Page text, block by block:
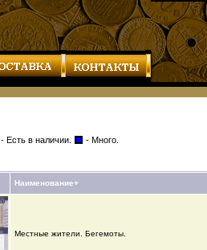
- Есть в наличии. - Много.
Наименование+
Местные жители. Бегемоты.